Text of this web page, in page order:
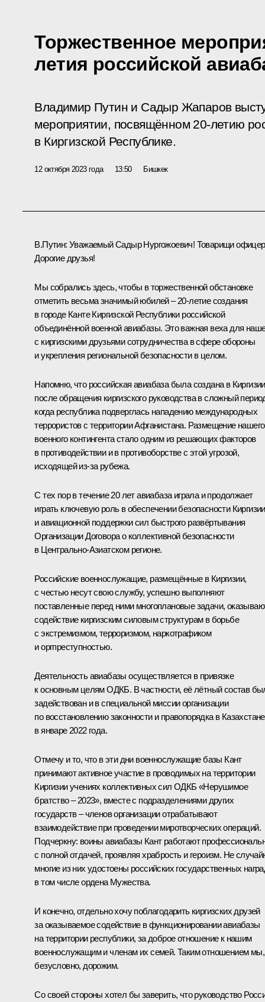
Торжественное
летия российской
Владимир Путин и Садыр Жапаров
мероприятии, посвящённом 20-летию
в Киргизской Республике.
12 октября 2023 года 13:50 Бишкек
В.Путин: Уважаемый Садыр Нургожоевич! Товарищи
Дорогие друзья!
Мы собрались здесь, чтобы в торжественной обстановке
отметить весьма значимый юбилей – 20-летие создания
в городе Канте Киргизской Республики российской
объединённой военной авиабазы. Это важная веха для
с киргизскими друзьями сотрудничества в сфере обороны
и укрепления региональной безопасности в целом.
Напомню, что российская авиабаза была создана в Киргизии
после обращения киргизского руководства в сложный
когда республика подверглась нападению международных
террористов с территории Афганистана. Размещение нашего
военного контингента стало одним из решающих факторов
в противодействии и в противоборстве с этой угрозой,
исходящей из-за рубежа.
С тех пор в течение 20 лет авиабаза играла и продолжает
играть ключевую роль в обеспечении безопасности Киргизии
и авиационной поддержки сил быстрого развёртывания
Организации Договора о коллективной безопасности
в Центрально-Азиатском регионе.
Российские военнослужащие, размещённые в Киргизии,
с честью несут свою службу, успешно выполняют
поставленные перед ними многоплановые задачи,
содействие киргизским силовым структурам в борьбе
с экстремизмом, терроризмом, наркотрафиком
и оргпреступностью.
Деятельность авиабазы осуществляется в привязке
к основным целям ОДКБ. В частности, её лётный состав
задействован и в специальной миссии организации
по восстановлению законности и правопорядка в Казахстане
в январе 2022 года.
Отмечу и то, что в эти дни военнослужащие базы Кант
принимают активное участие в проводимых на территории
Киргизии учениях коллективных сил ОДКБ «Нерушимое
братство – 2023», вместе с подразделениями других
государств – членов организации отрабатывают
взаимодействие при проведении миротворческих операций.
Подчеркну: воины авиабазы Кант работают
с полной отдачей, проявляя храбрость и героизм. Не
многие из них удостоены российских государственных
в том числе ордена Мужества.
И конечно, отдельно хочу поблагодарить киргизских друзей
за оказываемое содействие в функционировании авиабазы
на территории республики, за доброе отношение к нашим
военнослужащим и членам их семей. Таким отношением мы,
безусловно, дорожим.
Со своей стороны хотел бы заверить, что руководство